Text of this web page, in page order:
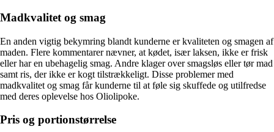
Madkvalitet og smag
En anden vigtig bekymring blandt kunderne er kvaliteten og smagen af
maden. Flere kommentarer nævner, at kødet, især laksen, ikke er frisk
eller har en ubehagelig smag. Andre klager over smagsløs eller tør mad
samt ris, der ikke er kogt tilstrækkeligt. Disse problemer med
madkvalitet og smag får kunderne til at føle sig skuffede og utilfredse
med deres oplevelse hos Oliolipoke.
Pris og portionstørrelse